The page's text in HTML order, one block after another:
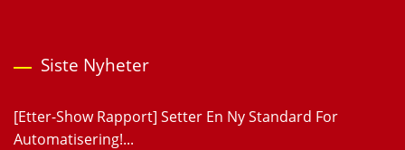
Siste Nyheter
[Etter-Show Rapport] Setter En Ny Standard For
Automatisering!...